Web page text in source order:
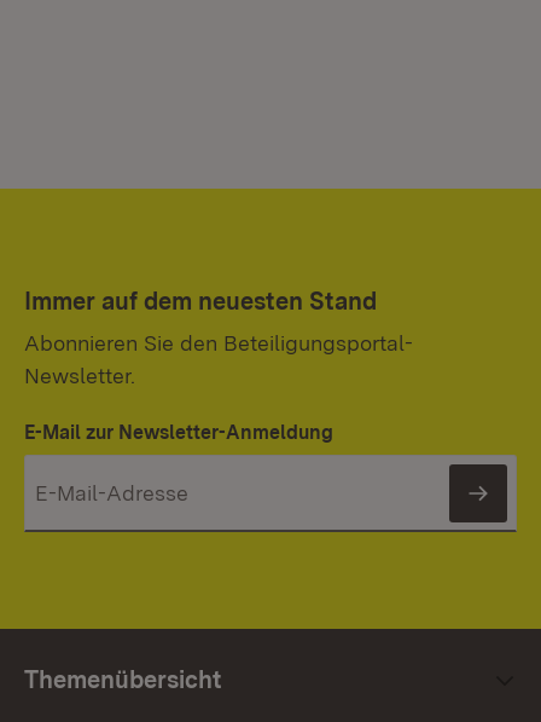
Immer auf dem neuesten Stand
Abonnieren Sie den Beteiligungsportal-
Newsletter.
E-Mail zur Newsletter-Anmeldung
Themenübersicht